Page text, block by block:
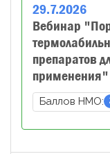
29.7.2026
Вебинар
препаратов
применения"
Баллов НМО: